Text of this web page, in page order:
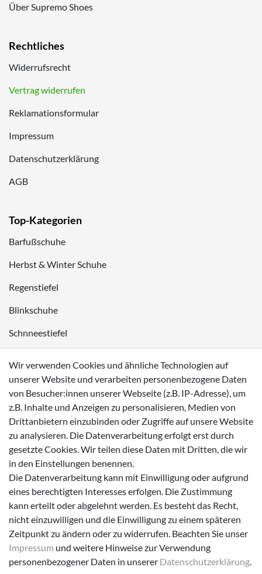
Über Supremo Shoes
Rechtliches
Widerrufsrecht
Vertrag widerrufen
Reklamationsformular
Impressum
Datenschutzerklärung
AGB
Top-Kategorien
Barfußschuhe
Herbst & Winter Schuhe
Regenstiefel
Blinkschuhe
Schnneestiefel
Sneaker
Zahlungsmöglichkeiten
Versanddienstleister
Wir verwenden Cookies und ähnliche Technologien auf
unserer Website und verarbeiten personenbezogene Daten
von Besucher:innen unserer Webseite (z.B. IP-Adresse), um
z.B. Inhalte und Anzeigen zu personalisieren, Medien von
Drittanbietern einzubinden oder Zugriffe auf unsere Website
zu analysieren. Die Datenverarbeitung erfolgt erst durch
gesetzte Cookies. Wir teilen diese Daten mit Dritten, die wir
in den Einstellungen benennen.
Die Datenverarbeitung kann mit Einwilligung oder aufgrund
eines berechtigten Interesses erfolgen. Die Zustimmung
kann erteilt oder abgelehnt werden. Es besteht das Recht,
nicht einzuwilligen und die Einwilligung zu einem späteren
Zeitpunkt zu ändern oder zu widerrufen. Beachten Sie unser
Impressum und weitere Hinweise zur Verwendung
personenbezogener Daten in unserer Daten­schutz­erklärung.